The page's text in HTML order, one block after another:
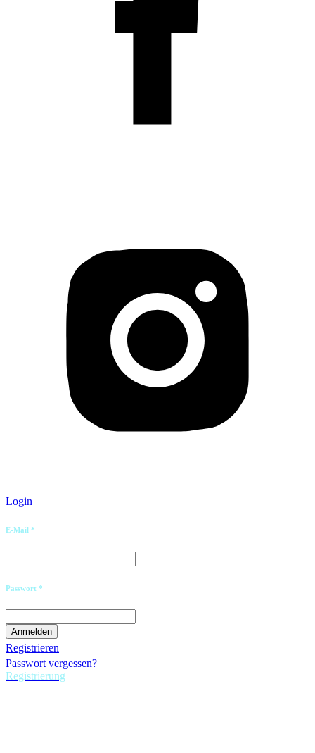
Login
E-Mail *
Passwort *
Registrieren
Passwort vergessen?
Registrierung